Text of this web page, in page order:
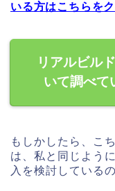
いる方はこちらを
リアルビル
いて調べて
もしかしたら、こ
は、私と同じよう
入を検討している